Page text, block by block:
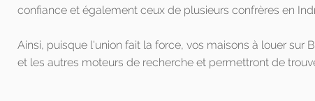
confiance et également ceux de plusieurs confrères en
Ainsi, puisque l'union fait la force, vos maisons à louer
et les autres moteurs de recherche et permettront de